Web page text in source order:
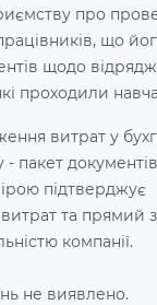
про
що
щодо
проходили
витрат у
- пакет
підтверджує
та прямий
компанії.
не виявлено.